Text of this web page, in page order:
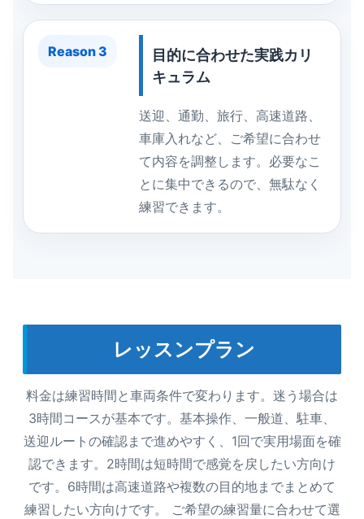
Reason 3
目的に合わせた実践カリ
キュラム
送迎、通勤、旅行、高速道路、
車庫入れなど、ご希望に合わせ
て内容を調整します。必要なこ
とに集中できるので、無駄なく
練習できます。
レッスンプラン
料金は練習時間と車両条件で変わります。迷う場合は
3時間コースが基本です。基本操作、一般道、駐車、
送迎ルートの確認まで進めやすく、1回で実用場面を確
認できます。2時間は短時間で感覚を戻したい方向け
です。6時間は高速道路や複数の目的地までまとめて
練習したい方向けです。 ご希望の練習量に合わせて選